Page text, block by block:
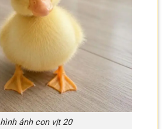
hình ảnh con vịt 20